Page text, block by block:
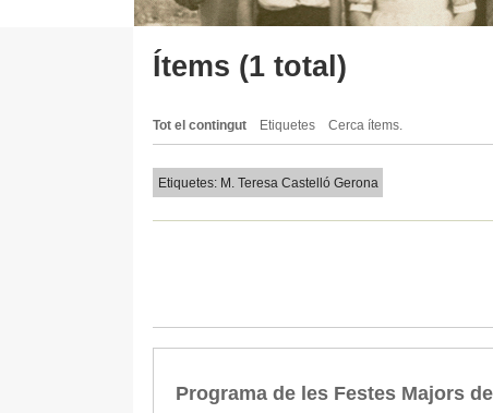
Ítems (1 total)
Tot el contingut Etiquetes Cerca ítems.
Etiquetes: M. Teresa Castelló Gerona
Programa de les Festes Majors